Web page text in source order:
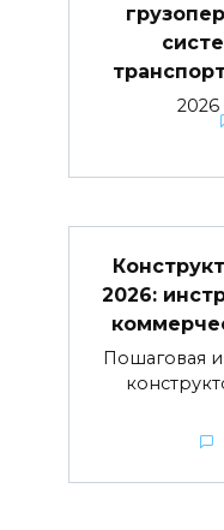
2026
2026:
Пошаговая